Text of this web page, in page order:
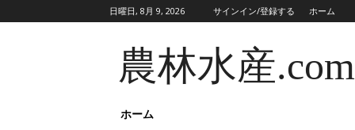
日曜日, 8月 9, 2026 サインイン/登録する ホーム
農林水産.com
ホーム